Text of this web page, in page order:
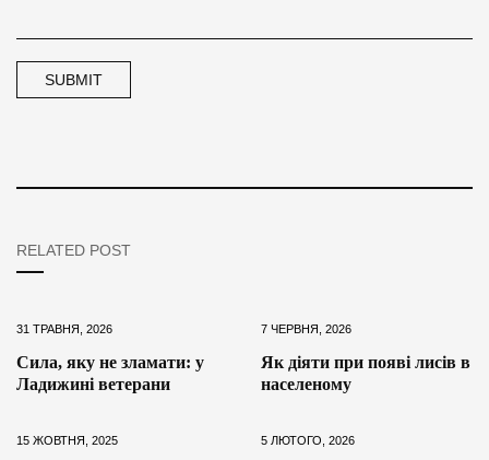
RELATED POST
31 ТРАВНЯ, 2026
Сила, яку не зламати: у
Ладижині ветерани
7 ЧЕРВНЯ, 2026
Як діяти при появі лисів в
населеному
15 ЖОВТНЯ, 2025 5 ЛЮТОГО, 2026